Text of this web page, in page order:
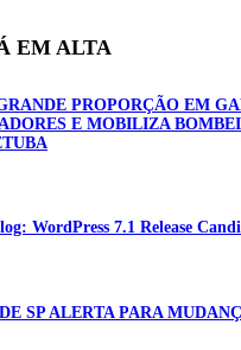
EM ALTA
PROPORÇÃO EM
E MOBILIZA
WordPress 7.1 Release
SP ALERTA PARA